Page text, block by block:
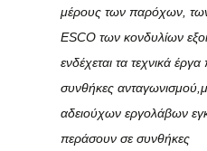
μέρους των παρόχων,
ESCO των κονδυλίων
ενδέχεται τα τεχνικά
συνθήκες
αδειούχων εργολάβων
περάσουν σε συνθήκες